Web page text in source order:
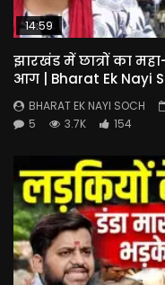
14:59
झारखंड में छात्रों का
आग | Bharat Ek Nayi
BHARAT EK NAYI SOCH
5
3.7K 154